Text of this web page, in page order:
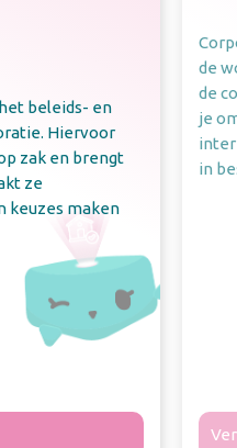
beleids- en
Hiervoor
zak en brengt
ze
keuzes maken
de
de
je
in